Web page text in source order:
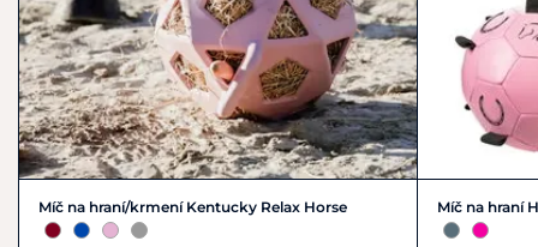
Míč na hraní/krmení Kentucky Relax Horse Míč na hraní